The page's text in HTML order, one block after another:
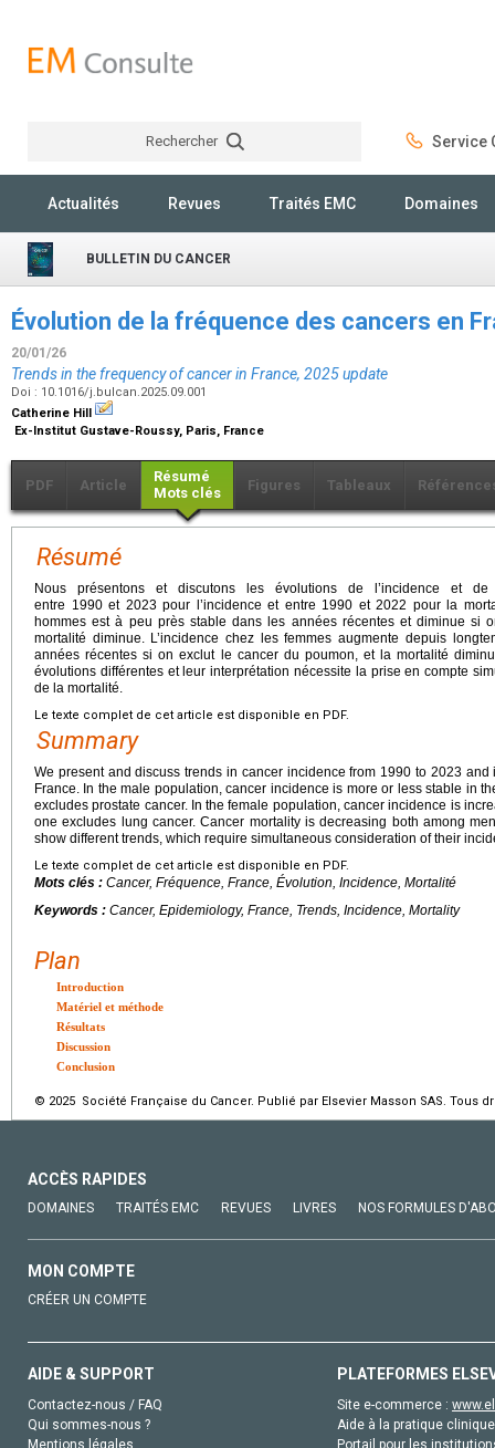
Rechercher Service
Actualités Revues Traités EMC Domaines
BULLETIN DU CANCER
Évolution de la fréquence des cancers en
20/01/26
Trends in the frequency of cancer in France, 2025 update
Doi : 10.1016/j.bulcan.2025.09.001
Catherine Hill
Ex-Institut Gustave-Roussy, Paris, France
PDF Article
Résumé
Mots clés
Figures Tableaux
Résumé
Nous présentons et discutons les évolutions de l’incidence et
entre 1990 et 2023 pour l’incidence et entre 1990 et 2022 pour la
hommes est à peu près stable dans les années récentes et diminue si
mortalité diminue. L’incidence chez les femmes augmente depuis
années récentes si on exclut le cancer du poumon, et la mortalité
évolutions différentes et leur interprétation nécessite la prise en compte
de la mortalité.
Le texte complet de cet article est disponible en PDF.
Summary
We present and discuss trends in cancer incidence from 1990 to 2023
France. In the male population, cancer incidence is more or less stable in
excludes prostate cancer. In the female population, cancer incidence is
one excludes lung cancer. Cancer mortality is decreasing both among
show different trends, which require simultaneous consideration of their
Le texte complet de cet article est disponible en PDF.
Mots clés : Cancer, Fréquence, France, Évolution, Incidence, Mortalité
Keywords : Cancer, Epidemiology, France, Trends, Incidence, Mortality
Plan
Introduction
Matériel et méthode
Résultats
Discussion
Conclusion
© 2025 Société Française du Cancer. Publié par Elsevier Masson SAS. Tous
ACCÈS RAPIDES
DOMAINES TRAITÉS EMC REVUES LIVRES NOS FORMULES
MON COMPTE
CRÉER UN COMPTE
AIDE & SUPPORT
Contactez-nous / FAQ
Qui sommes-nous ?
Mentions légales
PLATEFORMES
Site e-commerce :
Aide à la pratique
Portail pour les